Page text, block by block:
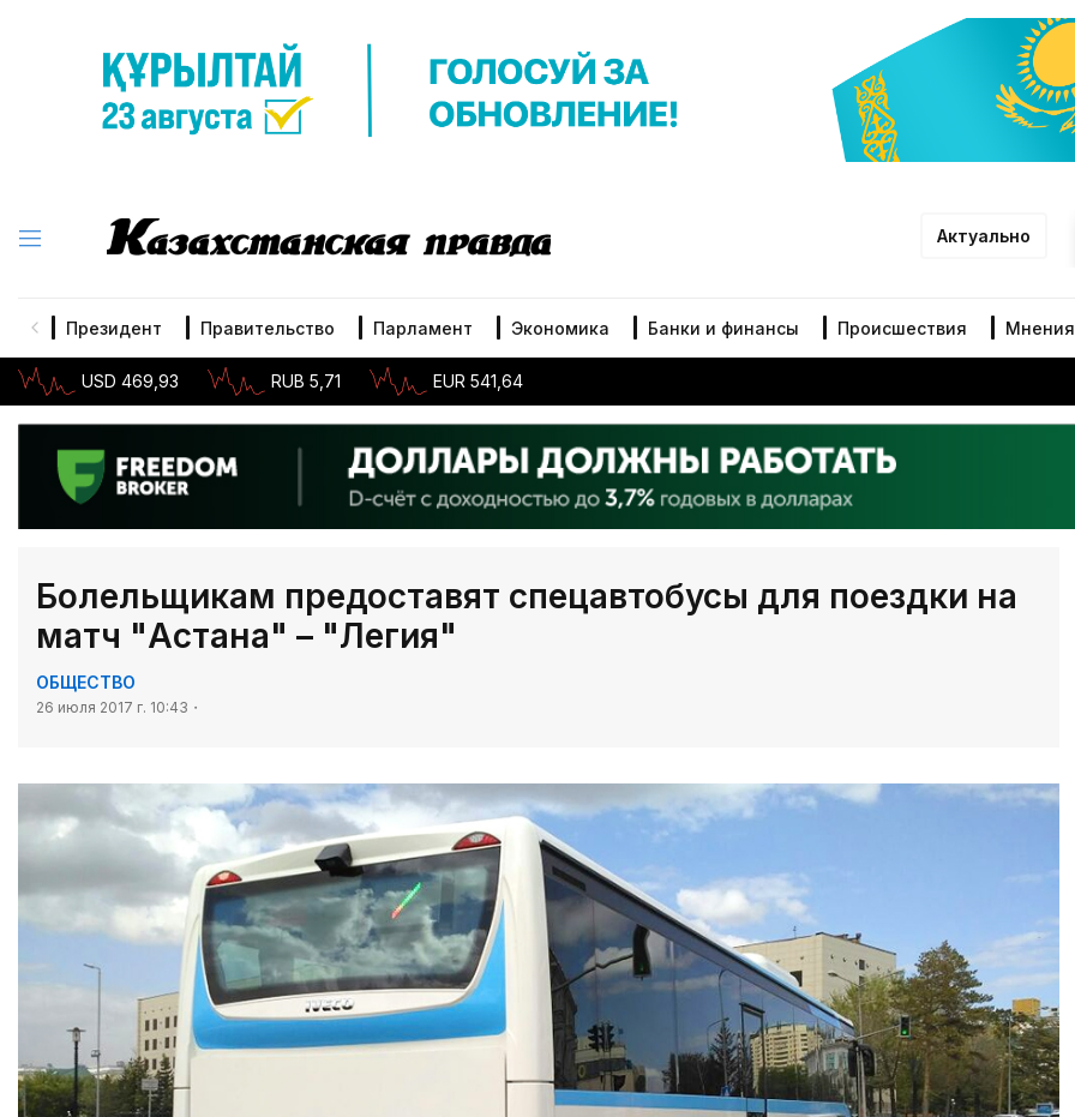
Актуально
Президент Правительство Парламент Экономика Банки и финансы Происшествия Мнения
USD 469,93 RUB 5,71 EUR 541,64
Болельщикам предоставят спецавтобусы для поездки на
матч "Астана" – "Легия"
ОБЩЕСТВО
26 июля 2017 г. 10:43